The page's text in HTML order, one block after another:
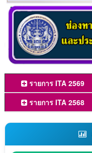
รายการ ITA 2569
รายการ ITA 2568